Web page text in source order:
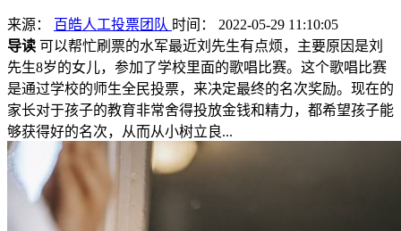
来源： 百皓人工投票团队 时间： 2022-05-29 11:10:05
导读 可以帮忙刷票的水军最近刘先生有点烦，主要原因是刘
先生8岁的女儿，参加了学校里面的歌唱比赛。这个歌唱比赛
是通过学校的师生全民投票，来决定最终的名次奖励。现在的
家长对于孩子的教育非常舍得投放金钱和精力，都希望孩子能
够获得好的名次，从而从小树立良...